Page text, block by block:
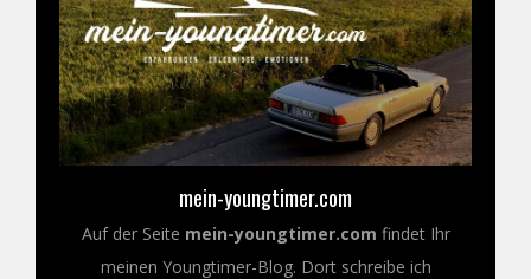
mein-youngtimer.com
Auf der Seite mein-youngtimer.com findet Ihr
meinen Youngtimer-Blog. Dort schreibe ich